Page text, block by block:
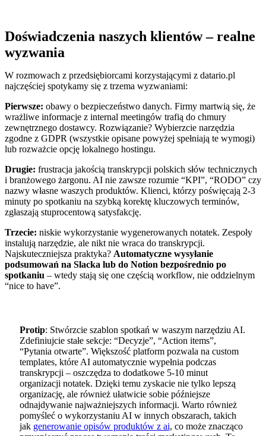
Doświadczenia naszych klientów – realne
wyzwania
W rozmowach z przedsiębiorcami korzystającymi z datario.pl
najczęściej spotykamy się z trzema wyzwaniami:
Pierwsze: obawy o bezpieczeństwo danych. Firmy martwią się, że
wrażliwe informacje z internal meetingów trafią do chmury
zewnętrznego dostawcy. Rozwiązanie? Wybierzcie narzędzia
zgodne z GDPR (wszystkie opisane powyżej spełniają te wymogi)
lub rozważcie opcję lokalnego hostingu.
Drugie: frustracja jakością transkrypcji polskich słów technicznych
i branżowego żargonu. AI nie zawsze rozumie “KPI”, “RODO” czy
nazwy własne waszych produktów. Klienci, którzy poświęcają 2-3
minuty po spotkaniu na szybką korektę kluczowych terminów,
zgłaszają stuprocentową satysfakcję.
Trzecie: niskie wykorzystanie wygenerowanych notatek. Zespoły
instalują narzędzie, ale nikt nie wraca do transkrypcji.
Najskuteczniejsza praktyka? Automatyczne wysyłanie
podsumowań na Slacka lub do Notion bezpośrednio po
spotkaniu – wtedy stają się one częścią workflow, nie oddzielnym
“nice to have”.
Protip: Stwórzcie szablon spotkań w waszym narzędziu AI.
Zdefiniujcie stałe sekcje: “Decyzje”, “Action items”,
“Pytania otwarte”. Większość platform pozwala na custom
templates, które AI automatycznie wypełnia podczas
transkrypcji – oszczędza to dodatkowe 5-10 minut
organizacji notatek. Dzięki temu zyskacie nie tylko lepszą
organizację, ale również ułatwicie sobie późniejsze
odnajdywanie najważniejszych informacji. Warto również
pomyśleć o wykorzystaniu AI w innych obszarach, takich
jak generowanie opisów produktów z ai, co może znacząco